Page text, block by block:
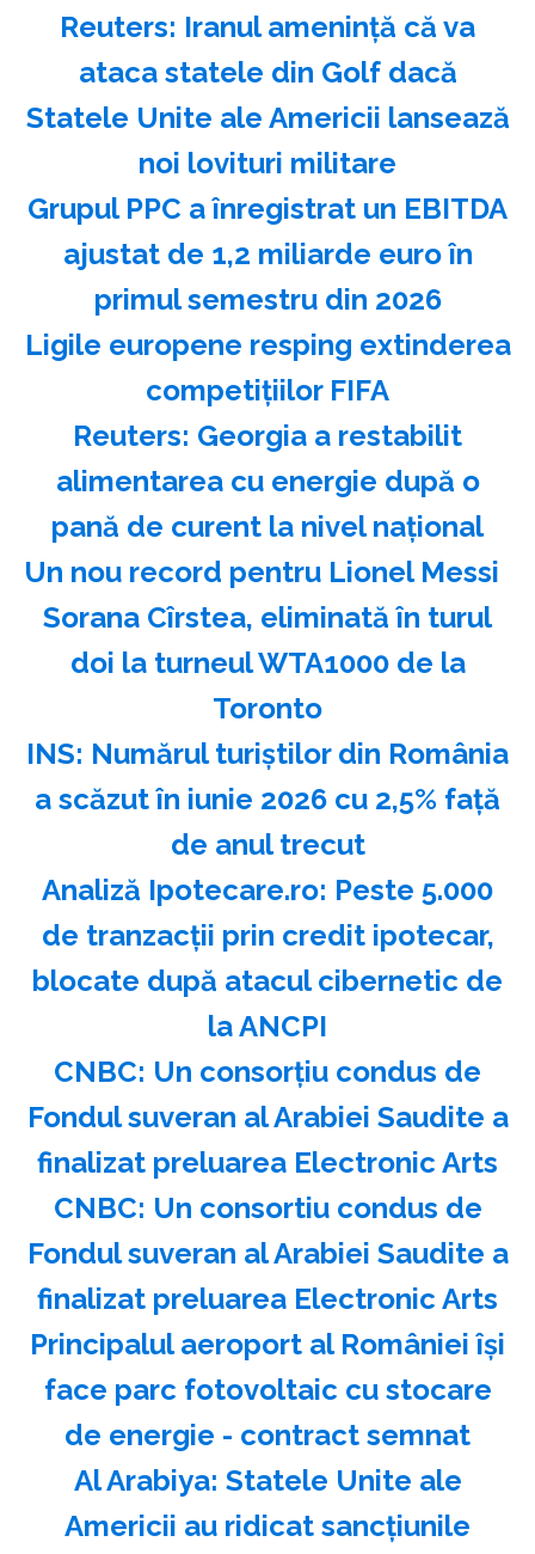
Reuters: Iranul ameninţă că va
ataca statele din Golf dacă
Statele Unite ale Americii lansează
noi lovituri militare
Grupul PPC a înregistrat un EBITDA
ajustat de 1,2 miliarde euro în
primul semestru din 2026
Ligile europene resping extinderea
competiţiilor FIFA
Reuters: Georgia a restabilit
alimentarea cu energie după o
pană de curent la nivel naţional
Un nou record pentru Lionel Messi
Sorana Cîrstea, eliminată în turul
doi la turneul WTA1000 de la
Toronto
INS: Numărul turiştilor din România
a scăzut în iunie 2026 cu 2,5% faţă
de anul trecut
Analiză Ipotecare.ro: Peste 5.000
de tranzacţii prin credit ipotecar,
blocate după atacul cibernetic de
la ANCPI
CNBC: Un consorţiu condus de
Fondul suveran al Arabiei Saudite a
finalizat preluarea Electronic Arts
CNBC: Un consortiu condus de
Fondul suveran al Arabiei Saudite a
finalizat preluarea Electronic Arts
Principalul aeroport al României își
face parc fotovoltaic cu stocare
de energie - contract semnat
Al Arabiya: Statele Unite ale
Americii au ridicat sancţiunile